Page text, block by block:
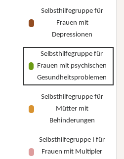
Selbsthilfegruppe für
Frauen mit
Depressionen
Selbsthilfegruppe für
Frauen mit psychischen
Gesundheitsproblemen
Selbsthilfegruppe für
Mütter mit
Behinderungen
Selbsthilfegruppe I für
Frauen mit Multipler